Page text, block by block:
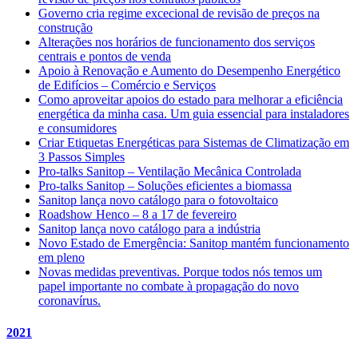
Governo cria regime excecional de revisão de preços na
construção
Alterações nos horários de funcionamento dos serviços
centrais e pontos de venda
Apoio à Renovação e Aumento do Desempenho Energético
de Edifícios – Comércio e Serviços
Como aproveitar apoios do estado para melhorar a eficiência
energética da minha casa. Um guia essencial para instaladores
e consumidores
Criar Etiquetas Energéticas para Sistemas de Climatização em
3 Passos Simples
Pro-talks Sanitop – Ventilação Mecânica Controlada
Pro-talks Sanitop – Soluções eficientes a biomassa
Sanitop lança novo catálogo para o fotovoltaico
Roadshow Henco – 8 a 17 de fevereiro
Sanitop lança novo catálogo para a indústria
Novo Estado de Emergência: Sanitop mantém funcionamento
em pleno
Novas medidas preventivas. Porque todos nós temos um
papel importante no combate à propagação do novo
coronavírus.
2021